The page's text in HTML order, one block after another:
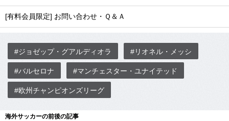
[有料会員限定] お問い合わせ・Ｑ＆Ａ
#ジョゼップ・グアルディオラ #リオネル・メッシ
#バルセロナ #マンチェスター・ユナイテッド
#欧州チャンピオンズリーグ
海外サッカーの前後の記事